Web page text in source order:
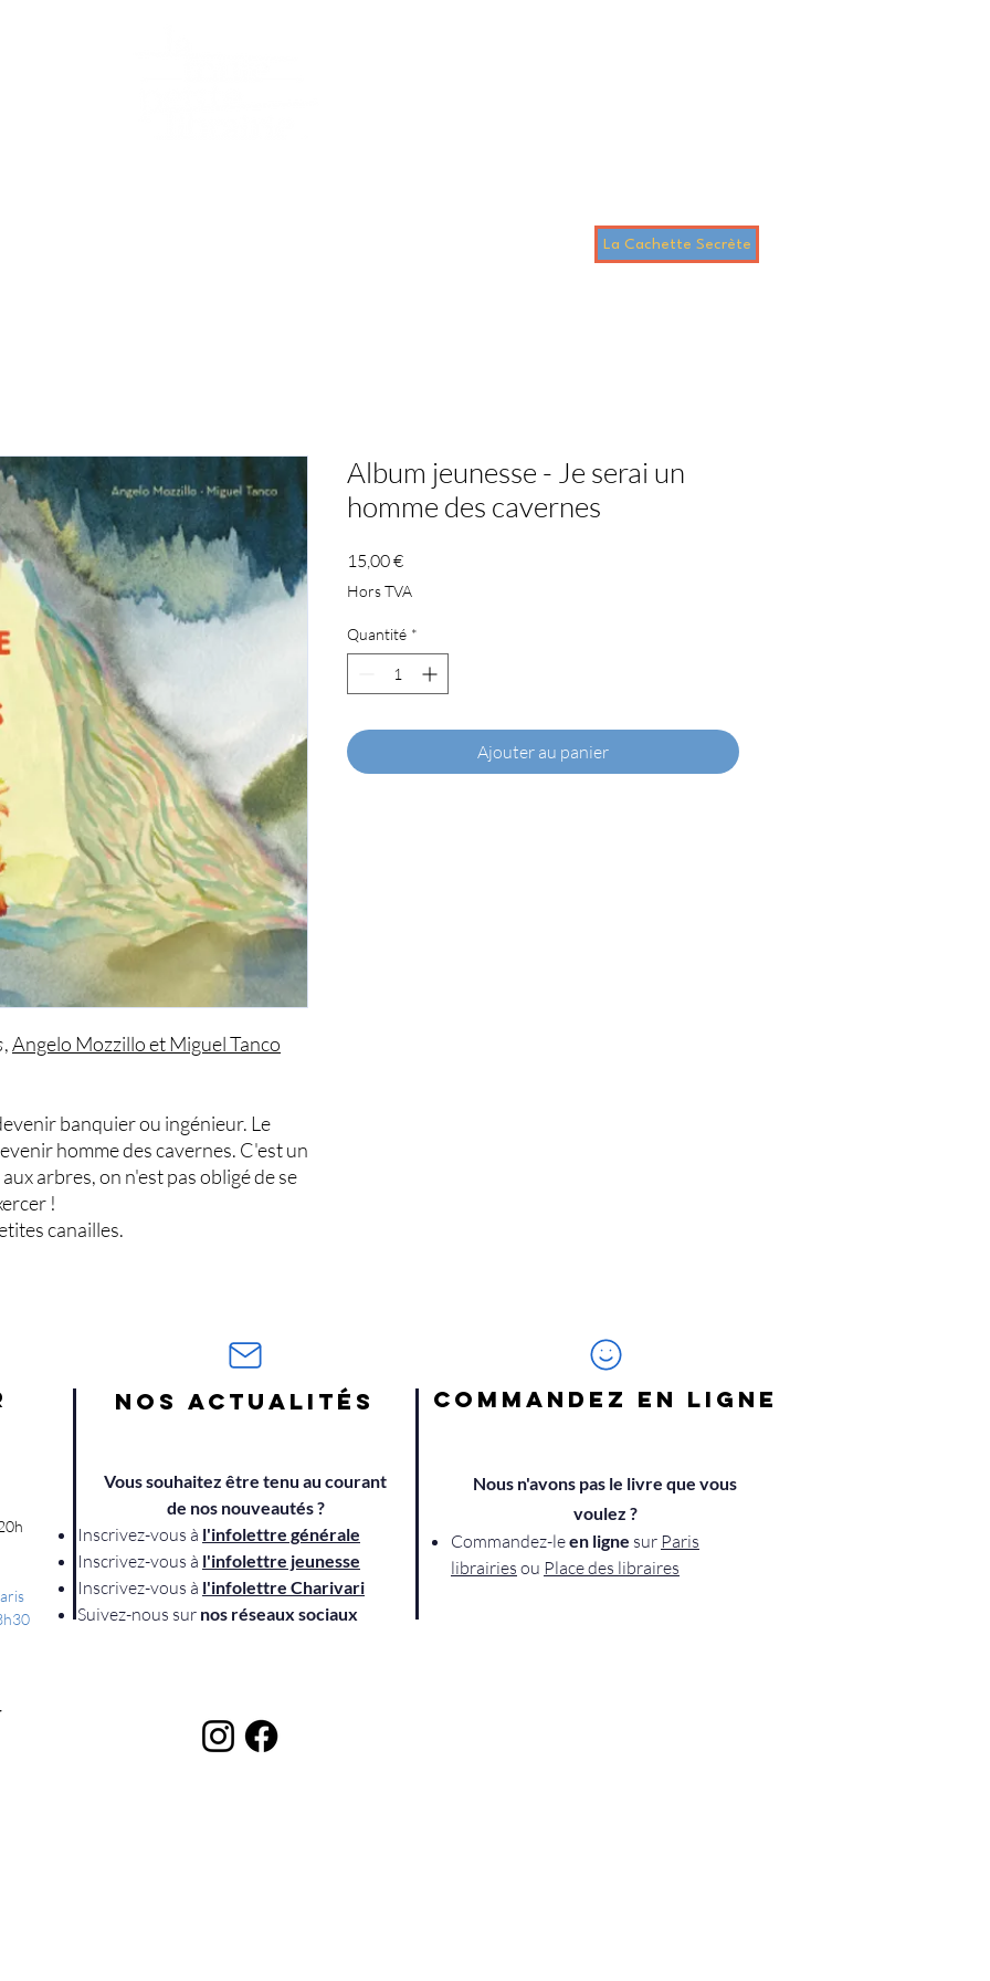
La Cachette Secrète
,Angelo Mozzillo et Miguel Tanco
banquier ou ingénieur. Le
homme des cavernes. C'est un
arbres, on n'est pas obligé de se
!
canailles.
Album jeunesse - Je serai un
homme des cavernes
15,00 €Prix
Hors TVA
Quantité *
Ajouter au panier
NOS ACTUALITÉS
Vous souhaitez être tenu au courant
de nos nouveautés ?
Inscrivez-vous à l'infolettre générale
Inscrivez-vous à l'infolettre jeunesse
Inscrivez-vous à l'infolettre Charivari
Suivez-nous sur nos réseaux sociaux
COMMANDEZ EN LIGNE
Nous n'avons pas le livre que vous
voulez ?
Commandez-leen ligne sur Paris
librairies ou Place des libraires